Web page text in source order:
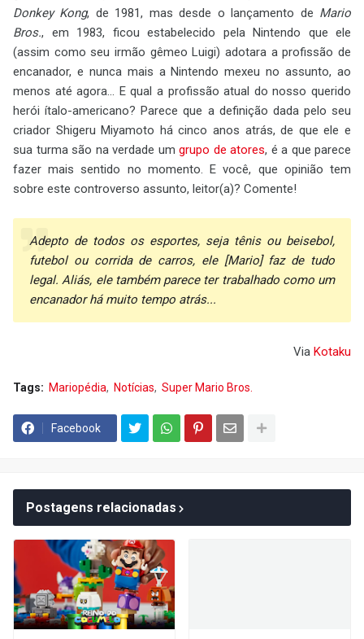
Donkey Kong, de 1981, mas desde o lançamento de Mario
Bros., em 1983, ficou estabelecido pela Nintendo que ele
(assim como seu irmão gêmeo Luigi) adotara a profissão de
encanador, e nunca mais a Nintendo mexeu no assunto, ao
menos até agora... E qual a profissão atual do nosso querido
herói ítalo-americano? Parece que a definição dada pelo seu
criador Shigeru Miyamoto há cinco anos atrás, de que ele e
sua turma são na verdade um grupo de atores, é a que parece
fazer mais sentido no momento. E você, que opinião tem
sobre este controverso assunto, leitor(a)? Comente!
Adepto de todos os esportes, seja tênis ou beisebol,
futebol ou corrida de carros, ele [Mario] faz de tudo
legal. Aliás, ele também parece ter trabalhado como um
encanador há muito tempo atrás...
Via Kotaku
Tags: Mariopédia Notícias Super Mario Bros.
Facebook
Postagens relacionadas